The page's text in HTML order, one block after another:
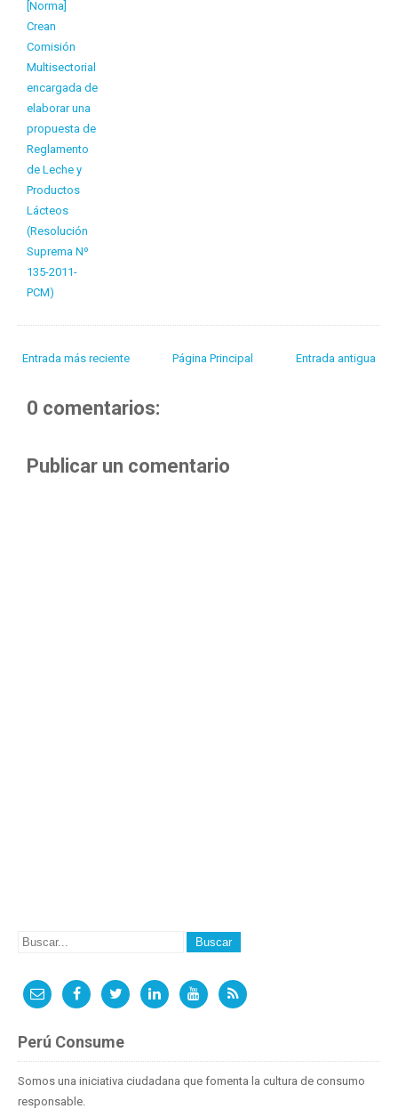
[Norma]
Crean
Comisión
Multisectorial
encargada de
elaborar una
propuesta de
Reglamento
de Leche y
Productos
Lácteos
(Resolución
Suprema Nº
135-2011-
PCM)
Entrada más reciente Entrada antigua
Página Principal
0 comentarios:
Publicar un comentario
Perú Consume
Somos una iniciativa ciudadana que fomenta la cultura de consumo
responsable.